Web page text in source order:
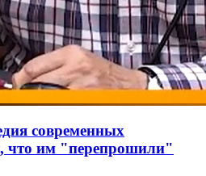
современных
что им "перепрошили"